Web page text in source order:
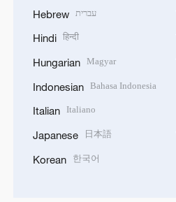
Hebrew עברית
Hindi हिन्दी
Hungarian Magyar
Indonesian Bahasa Indonesia
Italian Italiano
Japanese 日本語
Korean 한국어